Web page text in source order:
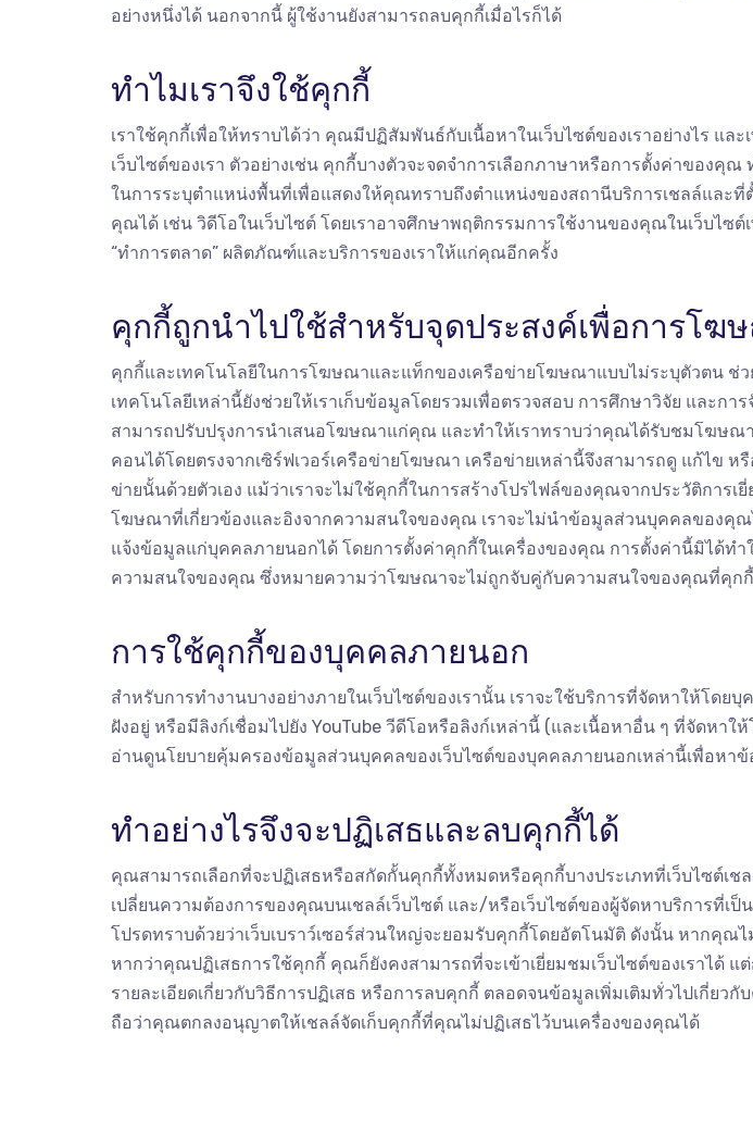
อย่างหนึ่งได้ นอกจากนี้ ผู้ใช้งานยังสามารถลบคุกกี้เมื่อไรก็ได้
ทำไมเราจึงใช้คุกกี้
เราใช้คุกกี้เพื่อให้ทราบได้ว่า คุณมีปฏิสัมพันธ์กับเนื้อหาในเว็บไซต์ของเราอย่างไร แ
เว็บไซต์ของเรา ตัวอย่างเช่น คุกกี้บางตัวจะจดจำการเลือกภาษาหรือการตั้งค่าของ
ในการระบุตำแหน่งพื้นที่เพื่อแสดงให้คุณทราบถึงตำแหน่งของสถานีบริการเชลล์และ
คุณได้ เช่น วิดีโอในเว็บไซต์ โดยเราอาจศึกษาพฤติกรรมการใช้งานของคุณในเว็บไ
“ทำการตลาด” ผลิตภัณฑ์และบริการของเราให้แก่คุณอีกครั้ง
คุกกี้ถูกนำไปใช้สำหรับจุดประสงค์เพื่อการโฆ
คุกกี้และเทคโนโลยีในการโฆษณาและแท็กของเครือข่ายโฆษณาแบบไม่ระบุตัวตน
เทคโนโลยีเหล่านี้ยังช่วยให้เราเก็บข้อมูลโดยรวมเพื่อตรวจสอบ การศึกษาวิจัย และ
สามารถปรับปรุงการนำเสนอโฆษณาแก่คุณ และทำให้เราทราบว่าคุณได้รับชมโฆษณ
คอนได้โดยตรงจากเซิร์ฟเวอร์เครือข่ายโฆษณา เครือข่ายเหล่านี้จึงสามารถดู แก้ไข
ข่ายนั้นด้วยตัวเอง แม้ว่าเราจะไม่ใช้คุกกี้ในการสร้างโปรไฟล์ของคุณจากประวัติการ
โฆษณาที่เกี่ยวข้องและอิงจากความสนใจของคุณ เราจะไม่นำข้อมูลส่วนบุคคลขอ
แจ้งข้อมูลแก่บุคคลภายนอกได้ โดยการตั้งค่าคุกกี้ในเครื่องของคุณ การตั้งค่านี้มิไ
ความสนใจของคุณ ซึ่งหมายความว่าโฆษณาจะไม่ถูกจับคู่กับความสนใจของคุณที่คุกกี้จั
การใช้คุกกี้ของบุคคลภายนอก
สำหรับการทำงานบางอย่างภายในเว็บไซต์ของเรานั้น เราจะใช้บริการที่จัดหาให้โดย
ฝังอยู่ หรือมีลิงก์เชื่อมไปยัง YouTube วีดีโอหรือลิงก์เหล่านี้ (และเนื้อหาอื่น ๆ ที่จัดห
อ่านดูนโยบายคุ้มครองข้อมูลส่วนบุคคลของเว็บไซต์ของบุคคลภายนอกเหล่านี้เพื่อหาข้
ทำอย่างไรจึงจะปฏิเสธและลบคุกกี้ได้
คุณสามารถเลือกที่จะปฏิเสธหรือสกัดกั้นคุกกี้ทั้งหมดหรือคุกกี้บางประเภทที่เว็บไซต์เ
เปลี่ยนความต้องการของคุณบนเชลล์เว็บไซต์ และ/หรือเว็บไซต์ของผู้จัดหาบริการที่
โปรดทราบด้วยว่าเว็บเบราว์เซอร์ส่วนใหญ่จะยอมรับคุกกี้โดยอัตโนมัติ ดังนั้น หากคุ
หากว่าคุณปฏิเสธการใช้คุกกี้ คุณก็ยังคงสามารถที่จะเข้าเยี่ยมชมเว็บไซต์ของเราได้
รายละเอียดเกี่ยวกับวิธีการปฏิเสธ หรือการลบคุกกี้ ตลอดจนข้อมูลเพิ่มเติมทั่วไปเกี่ยวกั
ถือว่าคุณตกลงอนุญาตให้เชลล์จัดเก็บคุกกี้ที่คุณไม่ปฏิเสธไว้บนเครื่องของคุณได้